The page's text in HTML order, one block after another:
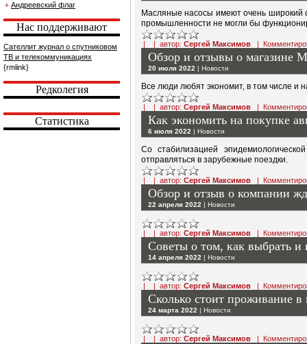
Андреевский флаг
Нас поддерживают
Сателлит журнал о спутниковом
ТВ и телекоммуникациях
{rmlink}
Редколегия
Статистика
Масляные насосы имеют очень широкий
промышленности не могли бы
| | автор: Сергей Максимов |
Обзор и отзывы о магазине
20 июля 2022 | Новости
Все люди любят экономит, в том числе и
| | автор: Сергей Максимов |
Как экономить на покупке
6 июля 2022 | Новости
Со стабилизацией
отправляться в зарубежные поездки.
| | автор: Сергей Максимов |
Обзор и отзыв о компании
22 апреля 2022 | Новости
| | автор: Сергей Максимов |
Советы о том, как выбрать и
14 апреля 2022 | Новости
| | автор: Сергей Максимов |
Сколько стоит проживание
24 марта 2022 | Новости
| | автор: Сергей Максимов |